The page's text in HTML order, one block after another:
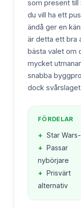
som present till
du vill ha ett
ändå ger en
är detta ett bra
bästa valet om
mycket
snabba
dock
FÖRDELAR
+ Star
+ Passar
nybörjare
+ Prisvärt
alternativ